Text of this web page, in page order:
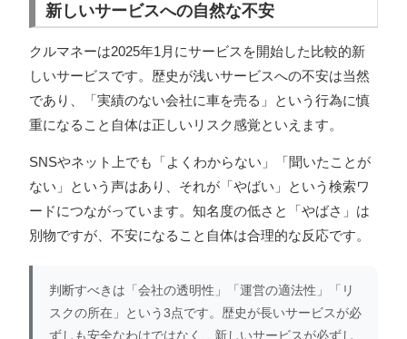
新しいサービスへの自然な不安
クルマネーは2025年1月にサービスを開始した比較的新
しいサービスです。歴史が浅いサービスへの不安は当然
であり、「実績のない会社に車を売る」という行為に慎
重になること自体は正しいリスク感覚といえます。
SNSやネット上でも「よくわからない」「聞いたことが
ない」という声はあり、それが「やばい」という検索ワ
ードにつながっています。知名度の低さと「やばさ」は
別物ですが、不安になること自体は合理的な反応です。
判断すべきは「会社の透明性」「運営の適法性」「リ
スクの所在」という3点です。歴史が長いサービスが必
ずしも安全なわけではなく、新しいサービスが必ずし